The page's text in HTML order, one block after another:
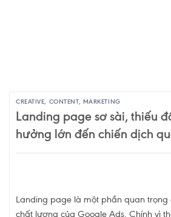
CREATIVE, CONTENT, MARKETING
Landing page sơ sài, thiếu
hưởng lớn đến chiến dịch
Landing page là một phần quan
chất lượng của Google Ads. Chính vì